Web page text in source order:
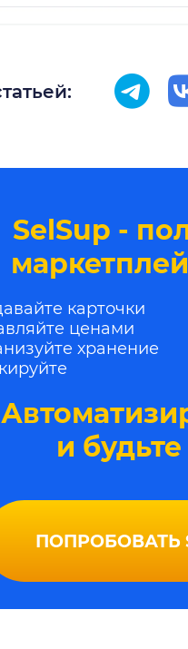
SelSup -
карточки
ценами
хранение
и
ПОПРОБОВАТЬ